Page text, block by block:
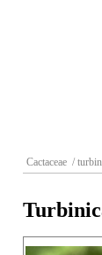
Cactaceae /